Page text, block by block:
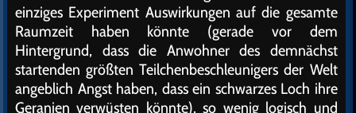
einziges Experiment Auswirkungen auf die gesamte
Raumzeit haben könnte (gerade vor dem
Hintergrund, dass die Anwohner des demnächst
startenden größten Teilchenbeschleunigers der Welt
angeblich Angst haben, dass ein schwarzes Loch ihre
Geranien verwüsten könnte), so wenig logisch und